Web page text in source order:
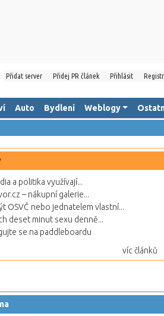
Přidat server Přidej PR článek Přihlásit
Auto Bydlení Weblogy
a politika využívají...
– nákupní galerie...
OSVČ nebo jednatelem vlastní...
deset minut sexu denně...
se na paddleboardu
víc článků